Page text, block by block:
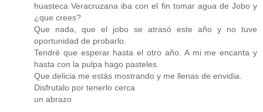
huasteca Veracruzana iba con el fin tomar agua de Jobo y
¿que crees?
Que nada, que el jobo se atrasó este año y no tuve
oportunidad de probarlo.
Tendré que esperar hasta el otro año. A mi me encanta y
hasta con la pulpa hago pasteles.
Que delicia me estás mostrando y me llenas de envidia.
Disfrutalo por tenerlo cerca
un abrazo